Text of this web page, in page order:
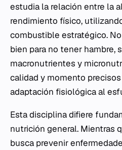
estudia la relación entre la
rendimiento físico,
combustible estratégico.
bien para no tener hambre,
macronutrientes y
calidad y momento
adaptación fisiológica al
Esta disciplina difiere
nutrición general. Mientras
busca prevenir